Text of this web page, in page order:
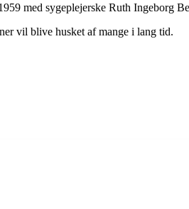
med sygeplejerske Ruth Ingeborg
vil blive husket af mange i lang tid.